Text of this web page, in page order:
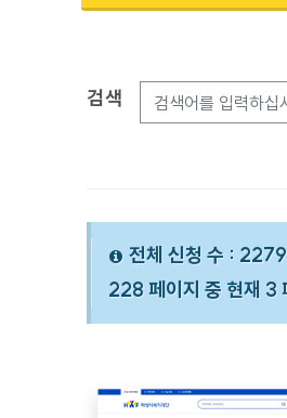
검색옵션
검색
전체 신청 수 :
228 페이지 중 현재 3